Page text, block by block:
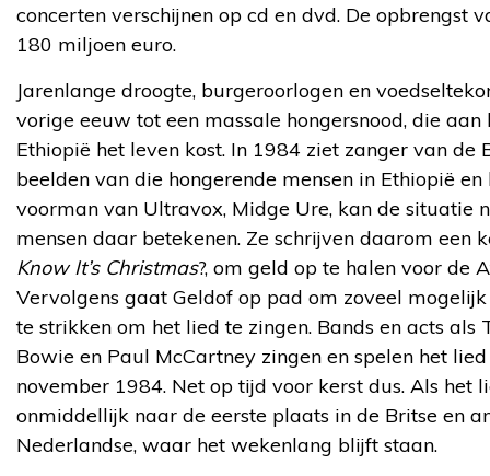
concerten verschijnen op cd en dvd. De opbrengst
180 miljoen euro.
Jarenlange droogte, burgeroorlogen en
vorige eeuw tot een massale hongersnood, die
Ethiopië het leven kost. In 1984 ziet zanger van de
beelden van die hongerende mensen in Ethiopië
voorman van Ultravox, Midge Ure, kan de situatie
mensen daar betekenen. Ze schrijven daarom een
Know It’s Christmas?, om geld op te halen voor de
Vervolgens gaat Geldof op pad om zoveel
te strikken om het lied te zingen. Bands en acts als
Bowie en Paul McCartney zingen en spelen het
november 1984. Net op tijd voor kerst dus. Als het
onmiddellijk naar de eerste plaats in de Britse en
Nederlandse, waar het wekenlang blijft staan.